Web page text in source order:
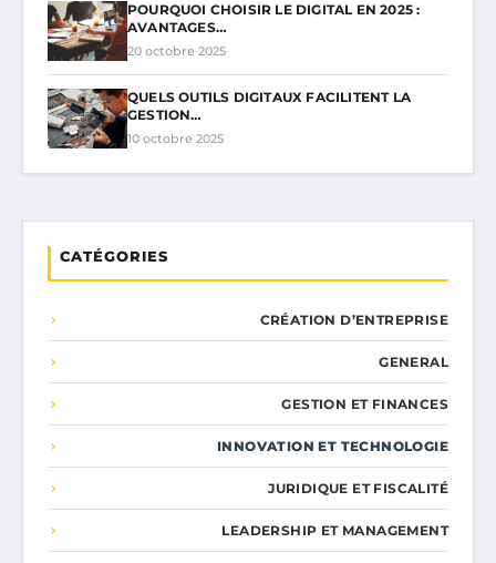
POURQUOI CHOISIR LE DIGITAL EN 2025 :
AVANTAGES…
20 octobre 2025
QUELS OUTILS DIGITAUX FACILITENT LA
GESTION…
10 octobre 2025
CATÉGORIES
CRÉATION D’ENTREPRISE
GENERAL
GESTION ET FINANCES
INNOVATION ET TECHNOLOGIE
JURIDIQUE ET FISCALITÉ
LEADERSHIP ET MANAGEMENT